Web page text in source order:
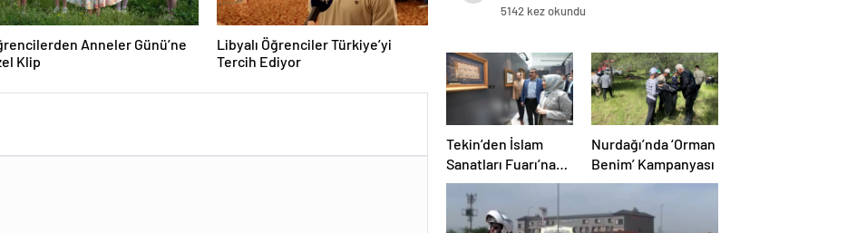
Anneler Günü’ne
Klip
Libyalı Öğrenciler Türkiye’yi
Tercih Ediyor
5142 kez okundu
Tekin’den İslam
Sanatları Fuarı’na
Ziyaret
Nurdağı’nda ‘Orman
Benim’ Kampanyası